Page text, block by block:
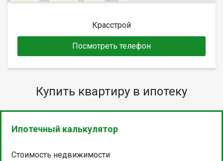
Красстрой
Посмотреть телефон
Купить квартиру в ипотеку
Ипотечный калькулятор
Стоимость недвижимости